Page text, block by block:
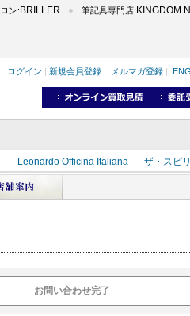
ン: BRILLER 筆記具専門店: KINGDOM
ログイン 新規会員登録 メルマガ登録
Leonardo Officina Italiana
ザ・スピ
インD
ズ
カヴゼットインク スーベレーン
お問い合わせ完了